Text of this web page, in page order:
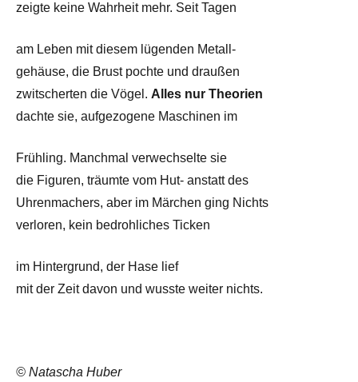
zeigte keine Wahrheit mehr. Seit Tagen
am Leben mit diesem lügenden Metall-
gehäuse, die Brust pochte und draußen
zwitscherten die Vögel. Alles nur Theorien
dachte sie, aufgezogene Maschinen im
Frühling. Manchmal verwechselte sie
die Figuren, träumte vom Hut- anstatt des
Uhrenmachers, aber im Märchen ging Nichts
verloren, kein bedrohliches Ticken
im Hintergrund, der Hase lief
mit der Zeit davon und wusste weiter nichts.
© Natascha Huber